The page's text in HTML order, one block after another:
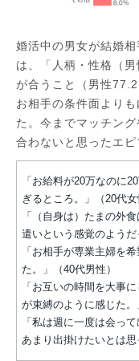
婚活中の男女が結婚
は、「人柄・性格（
が合うこと（男性
お相手の条件面より
た。今までマッチン
合わないと思ったエ
「お給料が20万なのに
ぎるところ。」（20代女
「（自身は）たまの外
遣いという感覚のようだ
「お相手が専業主婦を
た。」（40代男性）
「お互いの時間を大事
が束縛のように感じた。
「私は週に一度は会っ
あまり出掛けたいとは思